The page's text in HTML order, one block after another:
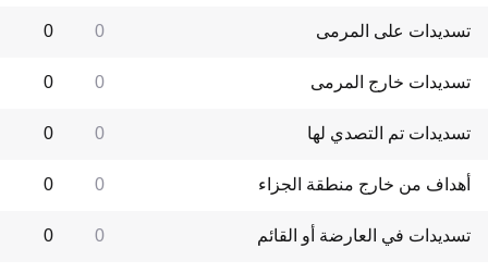
تسديدات على المرمى 0
0
تسديدات خارج المرمى 0
0
تسديدات تم التصدي لها 0
0
أهداف من خارج منطقة الجزاء 0
0
تسديدات في العارضة أو القائم 0
0